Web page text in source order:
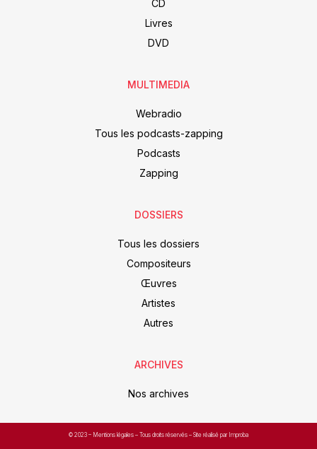
CD
Livres
DVD
MULTIMEDIA
Webradio
Tous les podcasts-zapping
Podcasts
Zapping
DOSSIERS
Tous les dossiers
Compositeurs
Œuvres
Artistes
Autres
ARCHIVES
Nos archives
© 2023 – Mentions légales – Tous droits réservés – Site réalisé par Improba